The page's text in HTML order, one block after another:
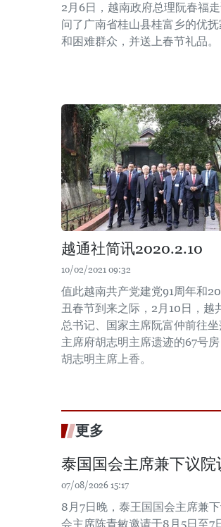
2月6日，越南政府总理阮春福
问了广南省桂山县桂富乡的优抚
和困难群众，并送上春节礼品。
越通社简讯2020.2.10
10/02/2021 09:32
值此越南共产党建党91周年和
丑春节到来之际，2月10日，越
总书记、国家主席阮富仲前往
主席府胡志明主席遗迹的67号
胡志明主席上香。
更多
泰国国会主席兼下议
07/08/2026 15:17
8月7日晚，泰王国国会主席兼
会主席陈青敏邀请于8月5日至7